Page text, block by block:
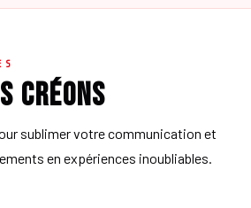
créons
sublimer votre communication et
en expériences inoubliables.